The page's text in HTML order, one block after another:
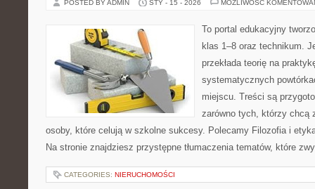
POSTED BY ADMIN STY - 15 - 2026 MOŻLIWOŚĆ
To portal edukacyjny
klas 1–8 oraz technikum.
przekłada teorię na
systematycznych
miejscu. Treści są
zarówno tych, którzy chcą
osoby, które celują w szkolne sukcesy. Polecamy Filozofia i
Na stronie znajdziesz przystępne tłumaczenia tematów, które
CATEGORIES: NIERUCHOMOŚCI